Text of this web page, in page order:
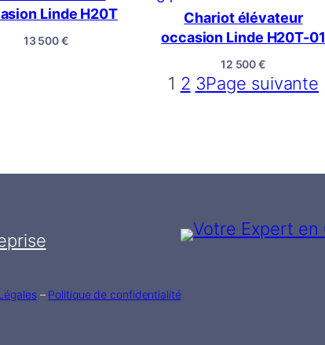
Linde H20T
13 500€
Chariot élévateur
occasion Linde H20T-01
12 500€
1 2 3Page suivante
– Politique de confidentialité